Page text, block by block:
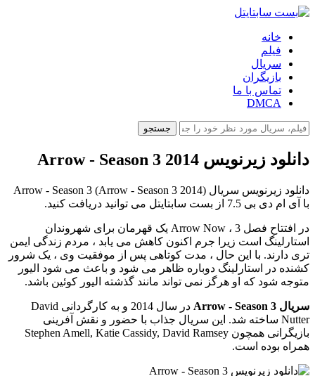
خانه
فیلم
سریال
بازیگران
تماس با ما
DMCA
جستجو
دانلود زیرنویس Arrow - Season 3 2014
دانلود زیرنویس سریال Arrow - Season 3 (Arrow - Season 3 2014)
با آی ام دی بی 7.5 از بست سابتایتل می توانید دریافت کنید.
در افتتاح فصل 3 ، Arrow Now یک قهرمان برای شهروندان
استارلینگ است زیرا جرم اکنون کاهش می یابد ، مردم زندگی ایمن
تری دارند. با این حال ، مدت کوتاهی پس از موفقیت وی ، یک شرور
کشنده در استارلینگ دوباره ظاهر می شود و باعث می شود الیور
متوجه شود که او هرگز نمی تواند مانند گذشته الیور کوئین باشد.
سریال Arrow - Season 3
در سال 2014 و به کارگردانی David
Nutter ساخته شد. این سریال جذاب با حضور و نقش آفرینی
بازیگرانی همچون Stephen Amell, Katie Cassidy, David Ramsey
همراه بوده است.